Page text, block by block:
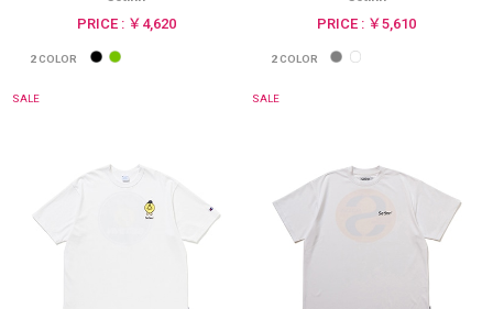
PRICE : ￥4,620
2COLOR
PRICE : ￥5,610
2COLOR
SALE SALE